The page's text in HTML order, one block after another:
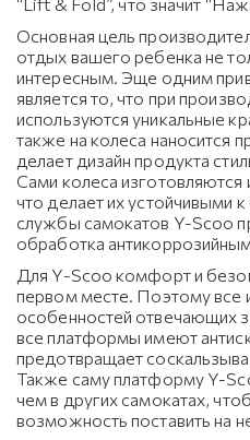
Основная цель
отдых вашего ребенка не
интересным. Эще одним
является то, что при
используются уникальные
также на колеса наносится
делает дизайн продукта
Сами колеса изготовляются
что делает их устойчивыми
службы самокатов Y-Scoo
обработка
Для Y-Scoo комфорт и
первом месте. Поэтому все
особенностей отвечающих
все платформы имеют
предотвращает
Также саму платформу Y-
чем в других самокатах,
возможность поставить на